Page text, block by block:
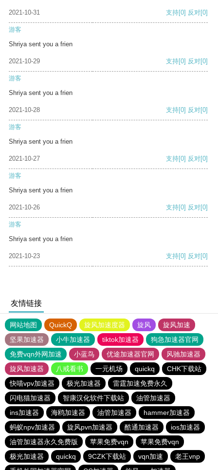
2021-10-31 支持[0] 反对[0]
游客
Shriya sent you a frien
2021-10-29 支持[0] 反对[0]
游客
Shriya sent you a frien
2021-10-28 支持[0] 反对[0]
游客
Shriya sent you a frien
2021-10-27 支持[0] 反对[0]
游客
Shriya sent you a frien
2021-10-26 支持[0] 反对[0]
游客
Shriya sent you a frien
2021-10-23 支持[0] 反对[0]
友情链接
网站地图 QuickQ 旋风加速度器 旋风
旋风加速
坚果加速器
小牛加速器 tiktok加速器
狗急加速器官网
免费vqn外网加速
小蓝鸟 优途加速器官网
风驰加速器
旋风加速器
八戒看书 一元机场 quickq
CHK下载站
快喵vpv加速器
极光加速器
雷霆加速免费永久
闪电猫加速器
智康汉化软件下载站
油管加速器
ins加速器
海鸥加速器 油管加速器
hammer加速器
蚂蚁npv加速器
旋风pvn加速器 酷通加速器
ios加速器
油管加速器永久免费版
苹果免费vqn
苹果免费vqn
极光加速器
quickq 9CZK下载站 vqn加速
老王vnp